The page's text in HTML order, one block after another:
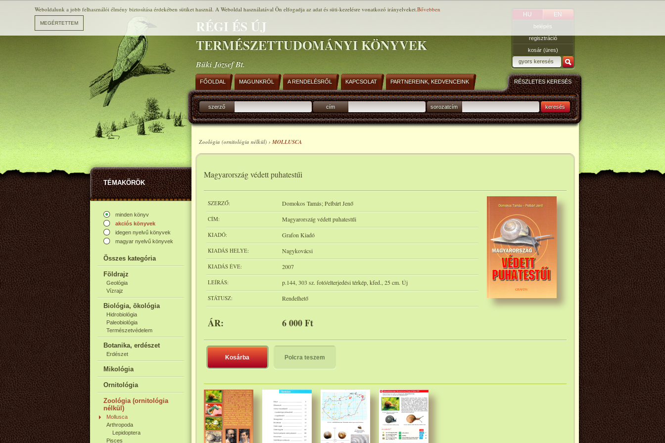
RÉGI ÉS ÚJ
TERMÉSZETTUDOMÁNYI KÖNYVEK
Büki József Bt.
HU EN
belépés
regisztráció
kosár (üres)
TÉMAKÖRÖK
minden könyv
akciós könyvek
idegen nyelvű könyvek
magyar nyelvű könyvek
Összes kategória
Földrajz
Geológia
Vízrajz
Biológia, ökológia
Hidrobiológia
Paleobiológia
Természetvédelem
Botanika, erdészet
Erdészet
Mikológia
Ornitológia
Zoológia (ornitológia
nélkül)
Mollusca
Arthropoda
Lepidoptera
Pisces
FŐOLDAL MAGUNKRÓL A RENDELÉSRŐL KAPCSOLAT PARTNEREINK, KEDVENCEINK RÉSZLETES KERESÉS
szerző cím sorozatcím keresés
Zoológia (ornitológia nélkül) › MOLLUSCA
Magyarország védett puhatestűi
SZERZŐ: Domokos Tamás; Pelbárt Jenő
CÍM: Magyarország védett puhatestűi
KIADÓ: Grafon Kiadó
KIADÁS HELYE: Nagykovácsi
KIADÁS ÉVE: 2007
LEÍRÁS: p.144, 303 sz. fotó/elterjedési térkép, kfed., 25 cm. Új
STÁTUSZ: Rendelhető
ÁR: 6 000 Ft
Kosárba Polcra teszem
Weboldalunk a jobb felhasználói élmény biztosítása érdekében sütiket használ. A Weboldal használatával Ön elfogadja az adat és süti-kezelésre vonatkozó irányelveket.Bővebben